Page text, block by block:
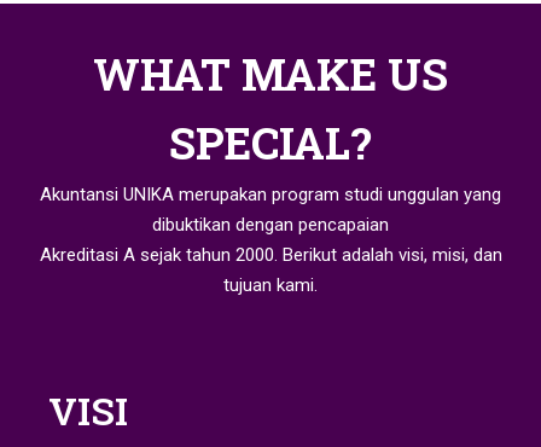
WHAT MAKE US
SPECIAL?
Akuntansi UNIKA merupakan program studi unggulan yang
dibuktikan dengan pencapaian
Akreditasi A sejak tahun 2000. Berikut adalah visi, misi, dan
tujuan kami.
VISI